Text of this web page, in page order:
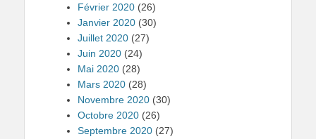
Février 2020 (26)
Janvier 2020 (30)
Juillet 2020 (27)
Juin 2020 (24)
Mai 2020 (28)
Mars 2020 (28)
Novembre 2020 (30)
Octobre 2020 (26)
Septembre 2020 (27)